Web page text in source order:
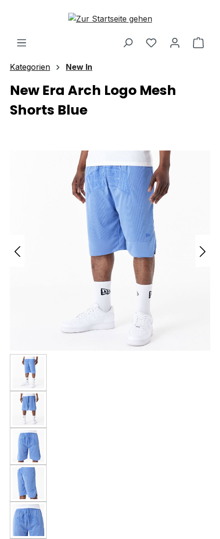
Zum Hauptinhalt springen
Kategorien New In
New Era Arch Logo Mesh
Shorts Blue
Bildergalerie überspringen